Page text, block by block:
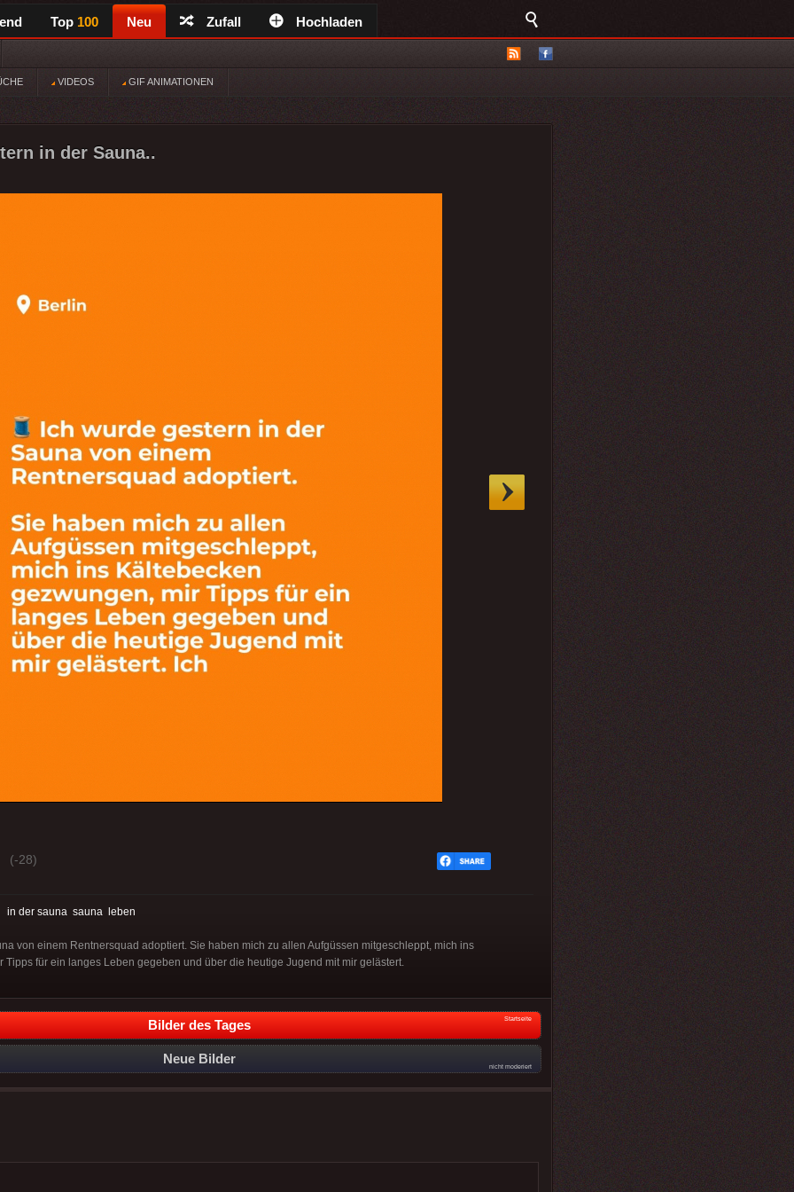
Top 100 Neu Zufall Hochladen
VIDEOS GIF ANIMATIONEN
in der Sauna..
(-28)
in der sauna sauna leben
von einem Rentnersquad adoptiert. Sie haben mich zu allen Aufgüssen mitgeschleppt, mich ins
Tipps für ein langes Leben gegeben und über die heutige Jugend mit mir gelästert.
Bilder des Tages Startseite
Neue Bilder
nicht moderiert